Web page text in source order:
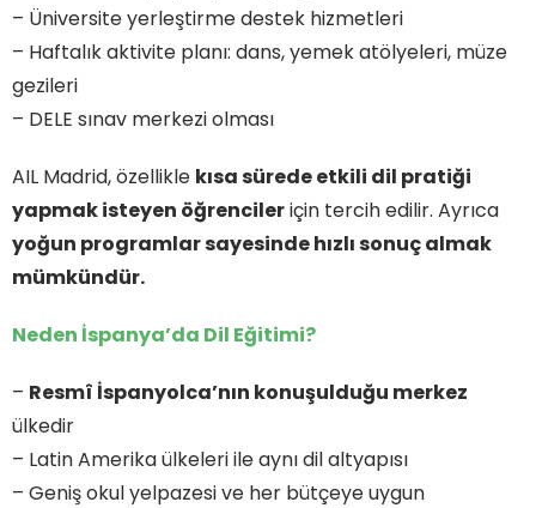
– Üniversite yerleştirme destek hizmetleri
– Haftalık aktivite planı: dans, yemek atölyeleri, müze
gezileri
– DELE sınav merkezi olması
AIL Madrid, özellikle kısa sürede etkili dil pratiği
yapmak isteyen öğrencileriçin tercih edilir. Ayrıca
yoğun programlar sayesinde hızlı sonuç almak
mümkündür.
Neden İspanya’da Dil Eğitimi?
– Resmî İspanyolca’nın konuşulduğu merkez
ülkedir
– Latin Amerika ülkeleri ile aynı dil altyapısı
– Geniş okul yelpazesi ve her bütçeye uygun